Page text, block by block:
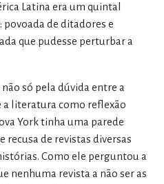
Latina era um quintal
povoada de ditadores e
que pudesse perturbar a
só pela dúvida entre a
a literatura como reflexão
York tinha uma parede
recusa de revistas diversas
Como ele perguntou a
nenhuma revista a não ser as